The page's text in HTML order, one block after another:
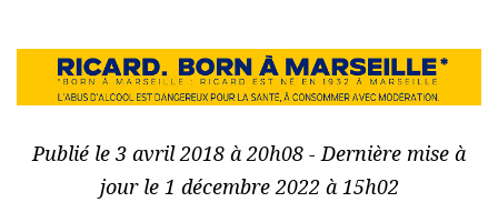
Publié le 3 avril 2018 à 20h08 - Dernière mise à
jour le 1 décembre 2022 à 15h02